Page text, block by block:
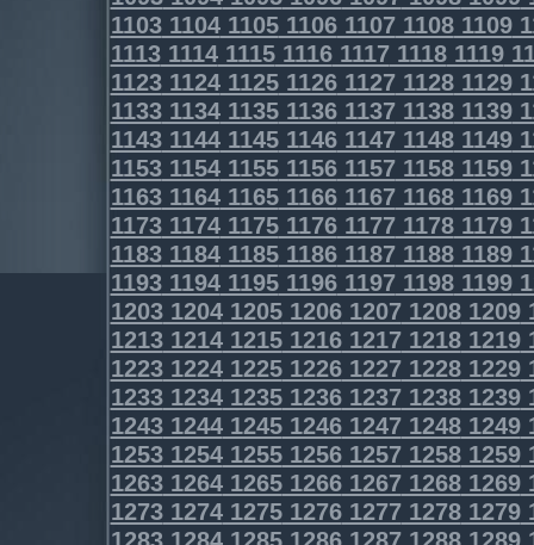
1103110411051106110711081109
1113111411151116111711181119
1123112411251126112711281129
1133113411351136113711381139
1143114411451146114711481149
1153115411551156115711581159
1163116411651166116711681169
1173117411751176117711781179
1183118411851186118711881189
1193119411951196119711981199
1203120412051206120712081209
1213121412151216121712181219
1223122412251226122712281229
1233123412351236123712381239
1243124412451246124712481249
1253125412551256125712581259
1263126412651266126712681269
1273127412751276127712781279